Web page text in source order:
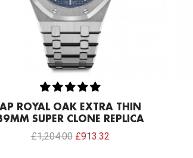
AP ROYAL OAK EXTRA THIN
SUPER CLONE REPLICA
£1,204.00 £913.32